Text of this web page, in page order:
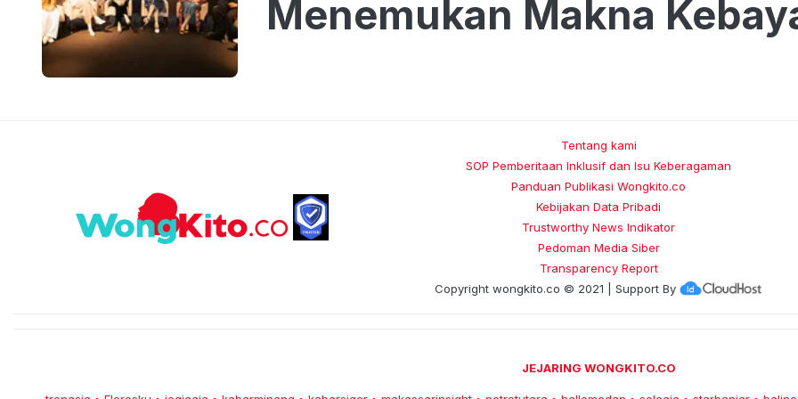
Menemukan Makna
Tentang kami
SOP Pemberitaan Inklusif dan Isu Keberagaman
Panduan Publikasi Wongkito.co
Kebijakan Data Pribadi
Trustworthy News Indikator
Pedoman Media Siber
Transparency Report
Copyright wongkito.co © 2021 | Support By
JEJARING WONGKITO.CO